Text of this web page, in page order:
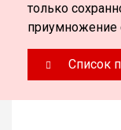
только
приумножение
Список